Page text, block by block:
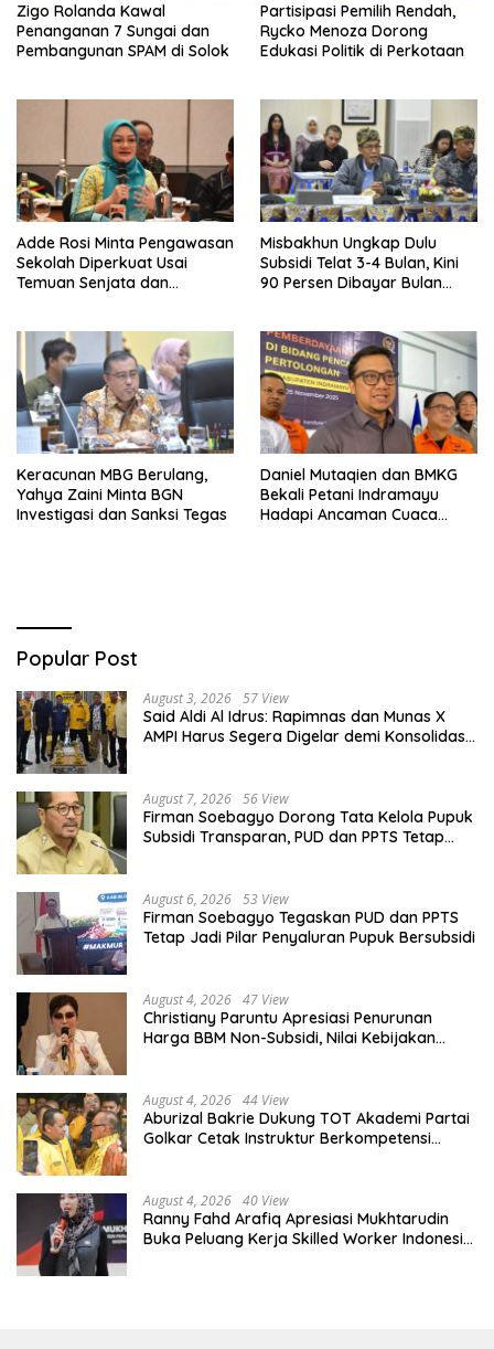
Zigo Rolanda Kawal
Penanganan 7 Sungai dan
Pembangunan SPAM di Solok
Partisipasi Pemilih Rendah,
Rycko Menoza Dorong
Edukasi Politik di Perkotaan
Adde Rosi Minta Pengawasan
Sekolah Diperkuat Usai
Temuan Senjata dan
Misbakhun Ungkap Dulu
Subsidi Telat 3-4 Bulan, Kini
90 Persen Dibayar Bulan
Keracunan MBG Berulang,
Yahya Zaini Minta BGN
Investigasi dan Sanksi Tegas
Daniel Mutaqien dan BMKG
Bekali Petani Indramayu
Hadapi Ancaman Cuaca
Popular Post
August 3, 2026 57 View
Said Aldi Al Idrus: Rapimnas dan Munas X
AMPI Harus Segera Digelar demi Konsolidasi
August 7, 2026 56 View
Firman Soebagyo Dorong Tata Kelola Pupuk
Subsidi Transparan, PUD dan PPTS Tetap
August 6, 2026 53 View
Firman Soebagyo Tegaskan PUD dan PPTS
Tetap Jadi Pilar Penyaluran Pupuk Bersubsidi
August 4, 2026 47 View
Christiany Paruntu Apresiasi Penurunan
Harga BBM Non-Subsidi, Nilai Kebijakan
August 4, 2026 44 View
Aburizal Bakrie Dukung TOT Akademi Partai
Golkar Cetak Instruktur Berkompetensi
August 4, 2026 40 View
Ranny Fahd Arafiq Apresiasi Mukhtarudin
Buka Peluang Kerja Skilled Worker Indonesia